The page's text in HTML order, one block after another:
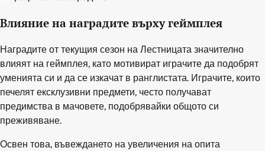
Влияние на наградите върху геймплея
Наградите от текущия сезон на Лестницата значително
влияят на геймплея, като мотивират играчите да подобрят
уменията си и да се изкачат в ранглистата. Играчите, които
печелят ексклузивни предмети, често получават
предимства в мачовете, подобрявайки общото си
преживяване.
Освен това, въвеждането на увеличения на опита